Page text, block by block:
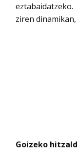
ziren
Goizeko